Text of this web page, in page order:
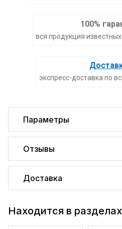
100%
вся продукция
экспресс-доставка по
Параметры
Отзывы
Доставка
Находится в разделах